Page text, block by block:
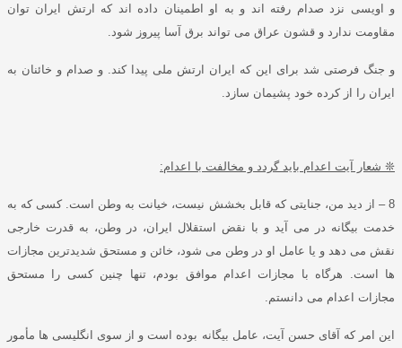
و اویسی نزد صدام رفته اند و به او اطمینان داده اند که ارتش ایران توان
مقاومت ندارد و قشون عراق می تواند برق آسا پیروز شود
و جنگ فرصتی شد برای این که ایران ارتش ملی پیدا کند
و صدام و خائنان به
ایران را از کرده خود پشیمان سازد
❊ شعار آیت اعدام باید گردد و مخالفت با اعدام:
8
– از دید من، جنایتی که قابل بخشش نیست، خیانت به وطن است .کسی که به
خدمت بیگانه در می آید و با نقض استقلال ایران، در وطن، به قدرت خارجی
نقش می دهد و یا عامل او در وطن می شود، خائن و مستحق شدیدترین مجازات
ها است
هرگاه با مجازات اعدام موافق بودم، تنها چنین کسی را مستحق
مجازات اعدام می دانستم
این امر که آقای حسن آیت، عامل بیگانه بوده است و از سوی انگلیسی ها مأمور